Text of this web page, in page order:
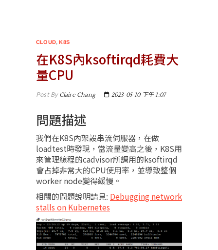
CLOUD,K8S
在K8S內ksoftirqd耗費大
量CPU
Post ByClaire Chang 2023-05-10 下午 1:07
問題描述
我們在K8S內架設串流伺服器，在做
loadtest時發現，當流量變高之後，K8S用
來管理線程的cadvisor所調用的ksoftirqd
會占掉非常大的CPU使用率，並導致整個
worker node變得緩慢。
相關的問題說明請見: Debugging network
stalls on Kubernetes